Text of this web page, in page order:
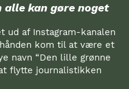
alle kan gøre noget
ud af Instagram-kanalen
kom til at være et
navn “Den lille grønne
flytte journalistikken